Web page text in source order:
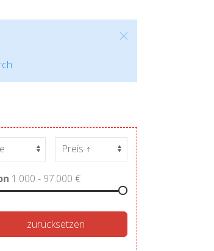
1.000 - 97.000 €
zurücksetzen